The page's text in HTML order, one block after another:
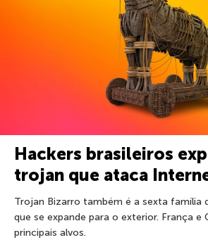
Hackers brasileiros
trojan que ataca
Trojan Bizarro também é a sexta família
que se expande para o exterior. França e
principais alvos.